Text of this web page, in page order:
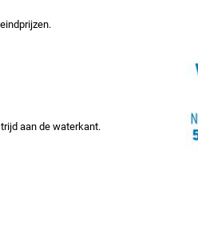
aan de waterkant.